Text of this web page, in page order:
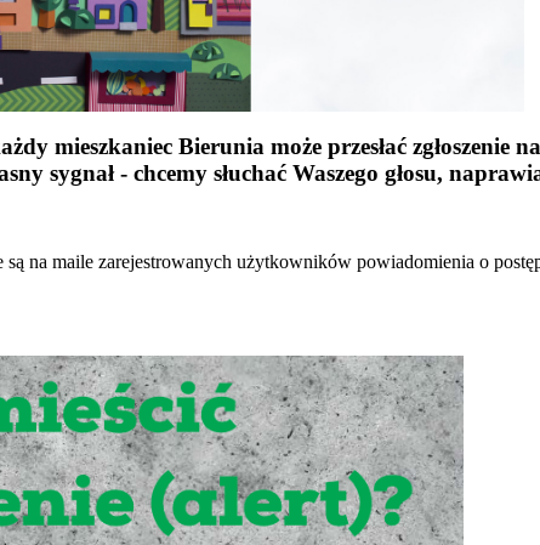
mieszkaniec Bierunia może przesłać zgłoszenie
sygnał - chcemy słuchać Waszego głosu,
na maile zarejestrowanych użytkowników powiadomienia o